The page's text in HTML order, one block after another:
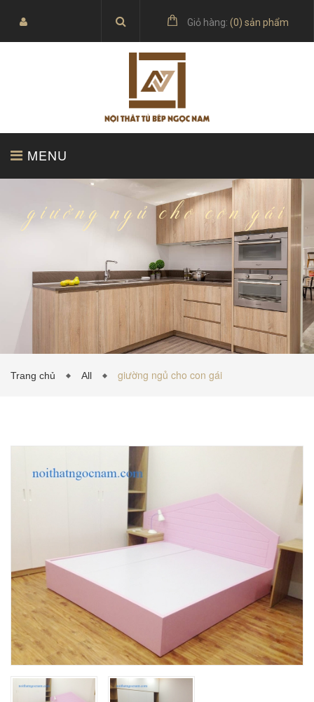
Giỏ hàng: (0) sản phẩm
MENU
SẢN PHẨM
BÁO GIÁ TỦ BẾP ACRYLIC
TỦ BẾP INOX
giường ngủ cho con gái
Trang chủ All giường ngủ cho con gái